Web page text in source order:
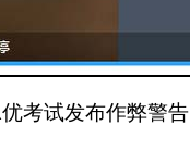
考试发布作弊警告